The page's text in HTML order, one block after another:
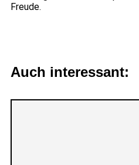
Freude.
Auch interessant: